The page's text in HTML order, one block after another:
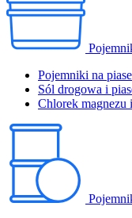
Pojemniki na
Sól drogowa i
Chlorek magnezu